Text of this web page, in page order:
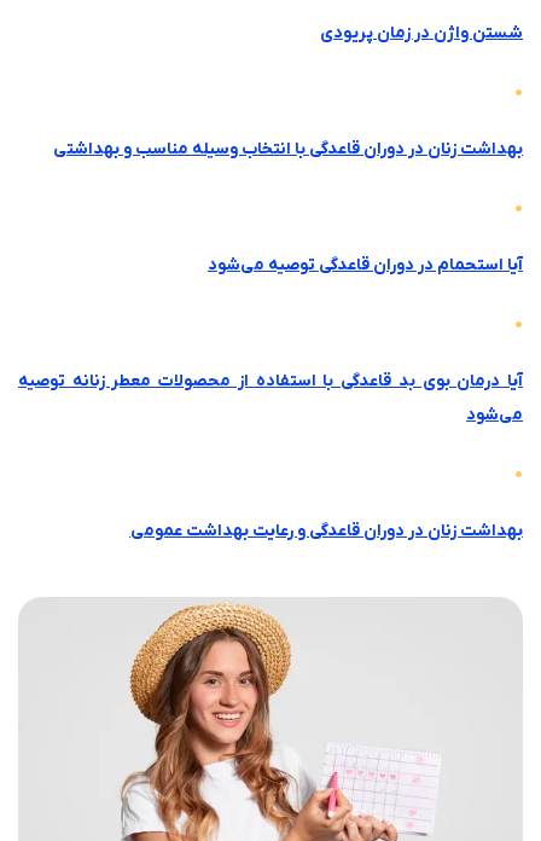
شستن واژن در زمان پریودی
بهداشت زنان در دوران قاعدگی با انتخاب وسیله مناسب و بهداشتی
آیا استحمام در دوران قاعدگی توصیه می‌شود
آیا درمان بوی بد قاعدگی با استفاده از محصولات معطر زنانه توصیه
می‌شود
بهداشت زنان در دوران قاعدگی و رعایت بهداشت عمومی